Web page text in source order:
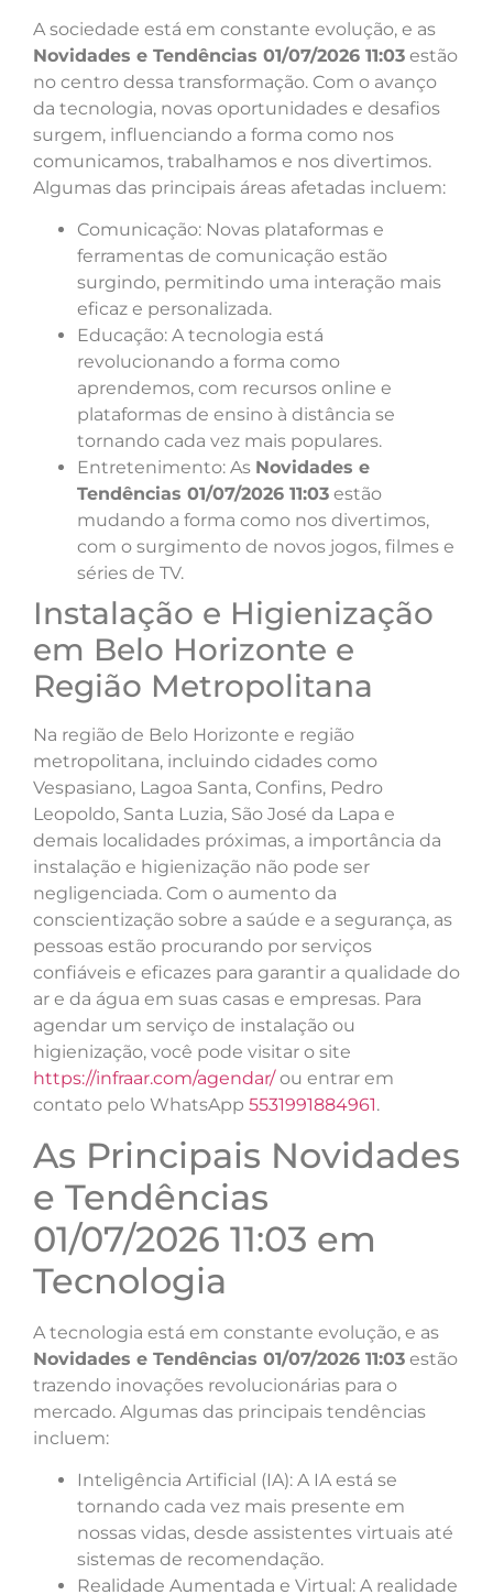
A sociedade está em constante evolução, e as
Novidades e Tendências 01/07/2026 11:03 estão
no centro dessa transformação. Com o avanço
da tecnologia, novas oportunidades e desafios
surgem, influenciando a forma como nos
comunicamos, trabalhamos e nos divertimos.
Algumas das principais áreas afetadas incluem:
Comunicação: Novas plataformas e
ferramentas de comunicação estão
surgindo, permitindo uma interação mais
eficaz e personalizada.
Educação: A tecnologia está
revolucionando a forma como
aprendemos, com recursos online e
plataformas de ensino à distância se
tornando cada vez mais populares.
Entretenimento: As Novidades e
Tendências 01/07/2026 11:03 estão
mudando a forma como nos divertimos,
com o surgimento de novos jogos, filmes e
séries de TV.
Instalação e Higienização
em Belo Horizonte e
Região Metropolitana
Na região de Belo Horizonte e região
metropolitana, incluindo cidades como
Vespasiano, Lagoa Santa, Confins, Pedro
Leopoldo, Santa Luzia, São José da Lapa e
demais localidades próximas, a importância da
instalação e higienização não pode ser
negligenciada. Com o aumento da
conscientização sobre a saúde e a segurança, as
pessoas estão procurando por serviços
confiáveis e eficazes para garantir a qualidade do
ar e da água em suas casas e empresas. Para
agendar um serviço de instalação ou
higienização, você pode visitar o site
https://infraar.com/agendar/ou entrar em
contato pelo WhatsApp 5531991884961.
As Principais Novidades
e Tendências
01/07/2026 11:03 em
Tecnologia
A tecnologia está em constante evolução, e as
Novidades e Tendências 01/07/2026 11:03 estão
trazendo inovações revolucionárias para o
mercado. Algumas das principais tendências
incluem:
Inteligência Artificial (IA): A IA está se
tornando cada vez mais presente em
nossas vidas, desde assistentes virtuais até
sistemas de recomendação.
Realidade Aumentada e Virtual: A realidade